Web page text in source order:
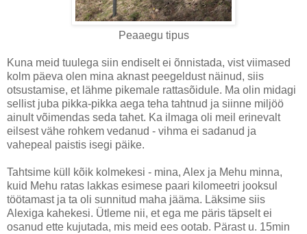
Peaaegu tipus
Kuna meid tuulega siin endiselt ei õnnistada, vist viimased
kolm päeva olen mina aknast peegeldust näinud, siis
otsustamise, et lähme pikemale rattasõidule. Ma olin midagi
sellist juba pikka-pikka aega teha tahtnud ja siinne miljöö
ainult võimendas seda tahet. Ka ilmaga oli meil erinevalt
eilsest vähe rohkem vedanud - vihma ei sadanud ja
vahepeal paistis isegi päike.
Tahtsime küll kõik kolmekesi - mina, Alex ja Mehu minna,
kuid Mehu ratas lakkas esimese paari kilomeetri jooksul
töötamast ja ta oli sunnitud maha jääma. Läksime siis
Alexiga kahekesi. Ütleme nii, et ega me päris täpselt ei
osanud ette kujutada, mis meid ees ootab. Pärast u. 15min